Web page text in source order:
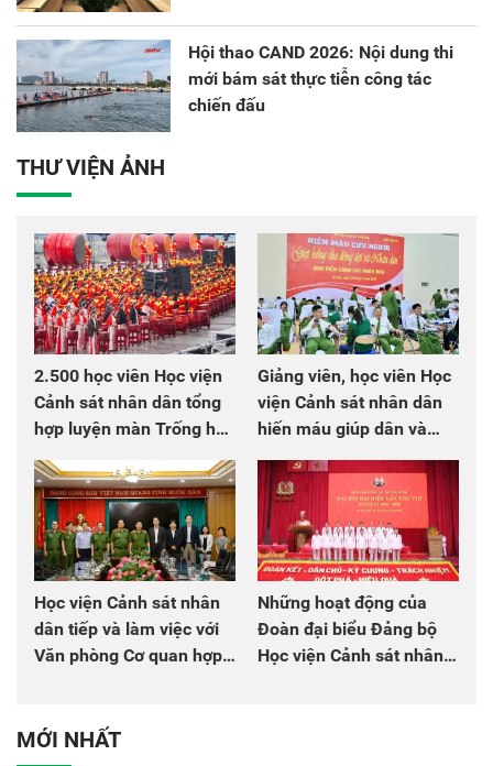
Hội thao CAND 2026: Nội dung thi
mới bám sát thực tiễn công tác
chiến đấu
THƯ VIỆN ẢNH
2.500 học viên Học viện
Cảnh sát nhân dân tổng
hợp luyện màn Trống hội
chào mừng Đại hội Đảng
Giảng viên, học viên Học
viện Cảnh sát nhân dân
hiến máu giúp dân và
đồng đội
Học viện Cảnh sát nhân
dân tiếp và làm việc với
Văn phòng Cơ quan hợp
Những hoạt động của
Đoàn đại biểu Đảng bộ
Học viện Cảnh sát nhân
MỚI NHẤT